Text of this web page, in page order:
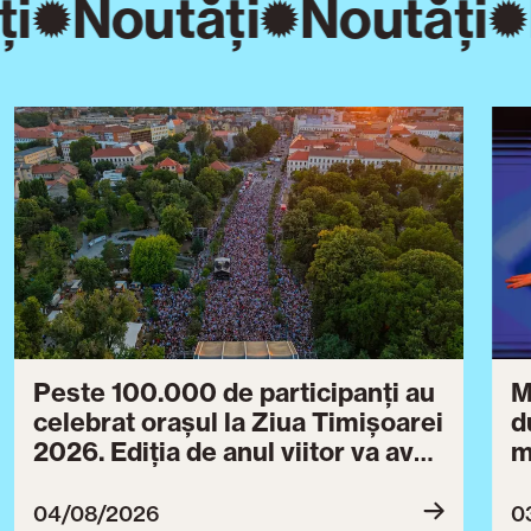
Noutăți Noutăți
Peste 100.000 de participanți au
celebrat orașul la Ziua Timișoarei
2026. Ediția de anul viitor va avea
04/08/2026